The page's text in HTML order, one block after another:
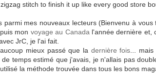
stitch to finish it up like every good store
parmi mes nouveaux lecteurs (Bienvenu à
mon voyage au Canadal'année dernière et,
JrC, je l'ai fait.
mieux passé que la dernière fois... mais
temps estimé que j'avais, je n'allais pas
la méthode trouvée dans tous les bons